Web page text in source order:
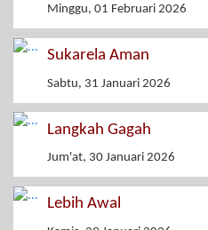
Minggu, 01 Februari 2026
Sukarela Aman
Sabtu, 31 Januari 2026
Langkah Gagah
Jum'at, 30 Januari 2026
Lebih Awal